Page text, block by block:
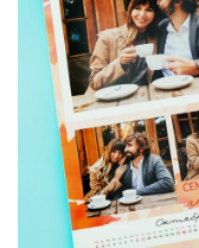
Фотоподарки
Багетная мастерская
Полиграфия
Услуги и сервис